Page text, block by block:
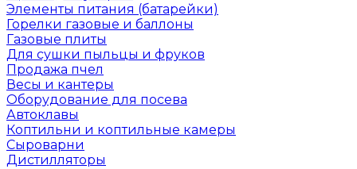
Элементы питания (батарейки)
Горелки газовые и баллоны
Газовые плиты
Для сушки пыльцы и фруков
Продажа пчел
Весы и кантеры
Оборудование для посева
Автоклавы
Коптильни и коптильные камеры
Сыроварни
Дистилляторы